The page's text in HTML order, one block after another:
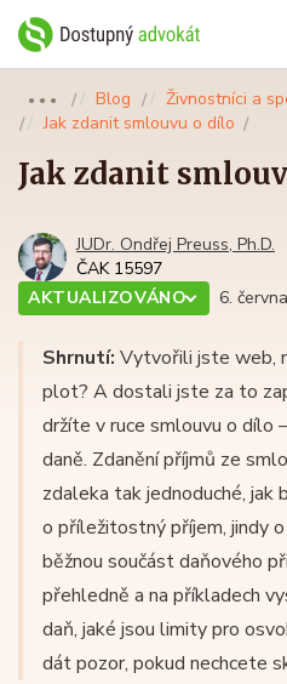
●●● Blog
Živnostníci a
Jak zdanit smlouvu o dílo
Jak zdanit
JUDr. Ondřej Preuss, Ph.D.
ČAK 15597
AKTUALIZOVÁNO
6.
Shrnutí: Vytvořili jste web,
plot? A dostali jste za to
držíte v ruce smlouvu o dílo
daně. Zdanění příjmů ze
zdaleka tak jednoduché, jak
o příležitostný příjem, jindy o
běžnou součást daňového
přehledně a na příkladech
daň, jaké jsou limity pro
dát pozor, pokud nechcete